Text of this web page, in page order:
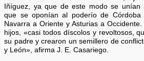
Iñíguez, ya que de este modo se unían
que se oponían al poderío de Córdoba
Navarra a Oriente y Asturias a
hijos, «casi todos díscolos y revoltosos,
su padre y crearon un semillero de
y León», afirma J. E. Casariego.